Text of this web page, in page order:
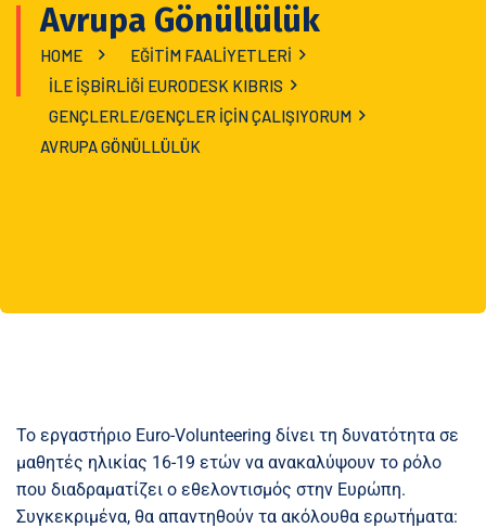
Avrupa Gönüllülük
HOME
EĞITIM FAALIYETLERI
ILE IŞBIRLIĞI EURODESK KIBRIS
GENÇLERLE/GENÇLER IÇIN ÇALIŞIYORUM
AVRUPA GÖNÜLLÜLÜK
Το εργαστήριο Euro-Volunteering δίνει τη δυνατότητα σε
μαθητές ηλικίας 16-19 ετών να ανακαλύψουν το ρόλο
που διαδραματίζει ο εθελοντισμός στην Ευρώπη.
Συγκεκριμένα, θα απαντηθούν τα ακόλουθα ερωτήματα: